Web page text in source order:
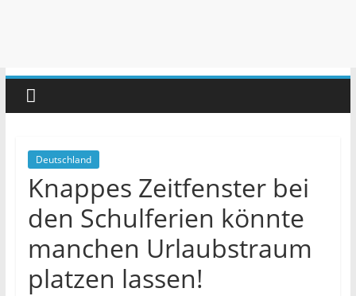
Deutschland
Knappes Zeitfenster bei
den Schulferien könnte
manchen Urlaubstraum
platzen lassen!